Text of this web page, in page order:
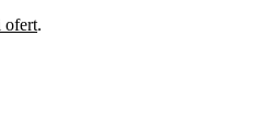
ofert.